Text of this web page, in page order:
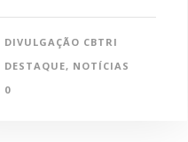
DIVULGAÇÃO CBTRI
DESTAQUE, NOTÍCIAS
0